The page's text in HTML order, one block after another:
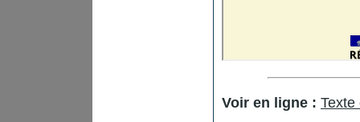
Voir en ligne : Texte